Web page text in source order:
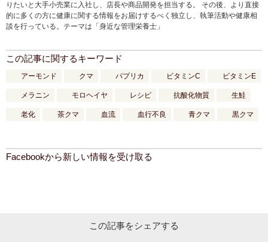
りたいと大手小売業に入社し、店長や商品開発を担当する。 その後、より直接
的に多くの方に健康に関する情報をお届けするべく独立し、執筆活動や健康相
談を行っている。テーマは「身近な管理栄養士」
この記事に関するキーワード
アーモンド クマ パプリカ ビタミンC ビタミンE
メラニン モロヘイヤ レシピ 抗酸化物質 生鮭
老化 茶クマ 血流 血行不良 青クマ 黒クマ
Facebookから新しい情報を受け取る
この記事をシェアする